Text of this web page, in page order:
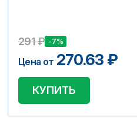
291₽ -7%
Цена от 270.63 ₽
КУПИТЬ